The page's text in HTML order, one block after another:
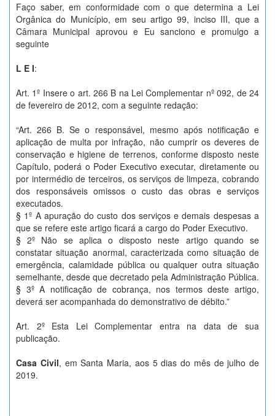
Faço saber, em conformidade com o que determina a Lei
Orgânica do Município, em seu artigo 99, inciso III, que a
Câmara Municipal aprovou e Eu sanciono e promulgo a
seguinte
L E I:
Art. 1º Insere o art. 266 B na Lei Complementar nº 092, de 24
de fevereiro de 2012, com a seguinte redação:
“Art. 266 B. Se o responsável, mesmo após notificação e
aplicação de multa por infração, não cumprir os deveres de
conservação e higiene de terrenos, conforme disposto neste
Capítulo, poderá o Poder Executivo executar, diretamente ou
por intermédio de terceiros, os serviços de limpeza, cobrando
dos responsáveis omissos o custo das obras e serviços
executados.
§ 1º A apuração do custo dos serviços e demais despesas a
que se refere este artigo ficará a cargo do Poder Executivo.
§ 2º Não se aplica o disposto neste artigo quando se
constatar situação anormal, caracterizada como situação de
emergência, calamidade pública ou qualquer outra situação
semelhante, desde que decretado pela Administração Pública.
§ 3º A notificação de cobrança, nos termos deste artigo,
deverá ser acompanhada do demonstrativo de débito.”
Art. 2º Esta Lei Complementar entra na data de sua
publicação.
Casa Civil, em Santa Maria, aos 5 dias do mês de julho de
2019.